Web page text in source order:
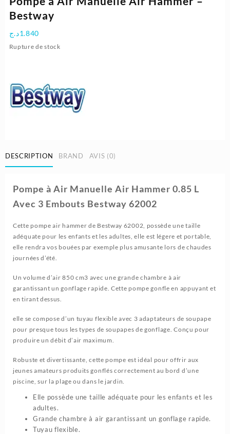
Bestway
1.840د.ج
Rupture de stock
DESCRIPTION BRAND AVIS (0)
Pompe à Air Manuelle Air Hammer 0.85 L
Avec 3 Embouts Bestway 62002
Cette pompe air hammer de Bestway 62002, possède une taille
adéquate pour les enfants et les adultes, elle est légere et portable,
elle rendra vos bouées par exemple plus amusante lors de chaudes
journées d’été.
Un volume d’air 850 cm3 avec une grande chambre à air
garantissant un gonflage rapide. Cette pompe gonfle en appuyant et
en tirant dessus.
elle se compose d’un tuyau flexible avec 3 adaptateurs de soupape
pour presque tous les types de soupapes de gonflage. Conçu pour
produire un débit d’air maximum.
Robuste et divertissante, cette pompe est idéal pour offrir aux
jeunes amateurs produits gonflés correctement au bord d’une
piscine, sur la plage ou dans le jardin.
Elle possède une taille adéquate pour les enfants et les
adultes.
Grande chambre à air garantissant un gonflage rapide.
Tuyau flexible.